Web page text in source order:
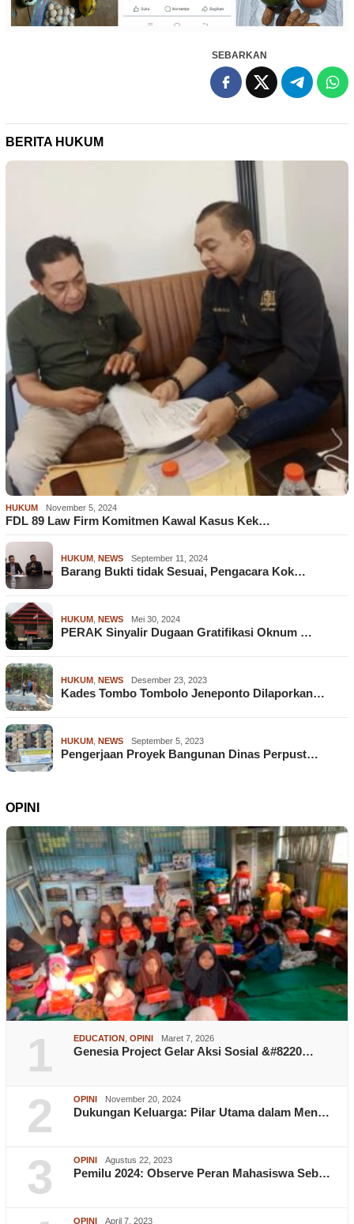
SEBARKAN
BERITA HUKUM
HUKUM November 5, 2024
FDL 89 Law Firm Komitmen Kawal Kasus Kek…
HUKUM NEWS September 11, 2024
Barang Bukti tidak Sesuai, Pengacara Kok…
HUKUM NEWS Mei 30, 2024
PERAK Sinyalir Dugaan Gratifikasi Oknum …
HUKUM NEWS Desember 23, 2023
Kades Tombo Tombolo Jeneponto Dilaporkan…
HUKUM NEWS September 5, 2023
Pengerjaan Proyek Bangunan Dinas Perpust…
OPINI
1 EDUCATION OPINI Maret 7, 2026
Genesia Project Gelar Aksi Sosial &#8220…
2 OPINI November 20, 2024
Dukungan Keluarga: Pilar Utama dalam Men…
3 OPINI Agustus 22, 2023
Pemilu 2024: Observe Peran Mahasiswa Seb…
OPINI April 7, 2023